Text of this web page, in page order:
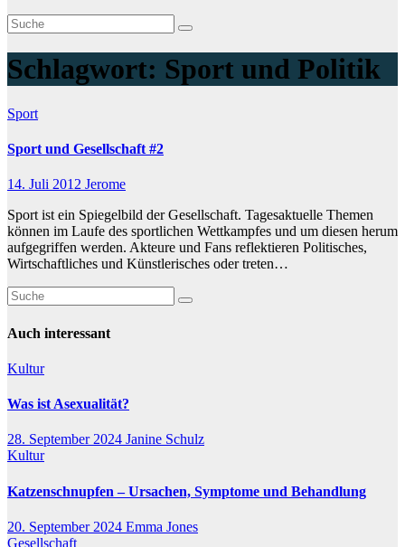
Schlagwort: Sport und Politik
Sport
Sport und Gesellschaft #2
14. Juli 2012 Jerome
Sport ist ein Spiegelbild der Gesellschaft. Tagesaktuelle Themen
können im Laufe des sportlichen Wettkampfes und um diesen herum
aufgegriffen werden. Akteure und Fans reflektieren Politisches,
Wirtschaftliches und Künstlerisches oder treten…
Auch interessant
Kultur
Was ist Asexualität?
28. September 2024 Janine Schulz
Kultur
Katzenschnupfen – Ursachen, Symptome und Behandlung
20. September 2024 Emma Jones
Gesellschaft